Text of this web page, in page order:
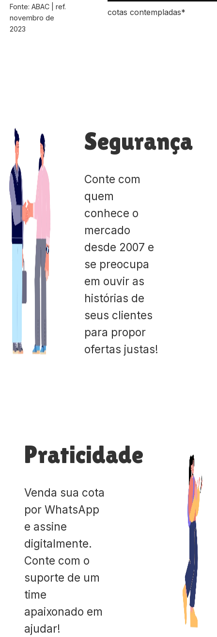
Fonte: ABAC | ref.
novembro de
2023
cotas contempladas*
Segurança
Conte com
quem
conhece o
mercado
desde 2007 e
se preocupa
em ouvir as
histórias de
seus clientes
para propor
ofertas justas!
Praticidade
Venda sua cota
por WhatsApp
e assine
digitalmente.
Conte com o
suporte de um
time
apaixonado em
ajudar!